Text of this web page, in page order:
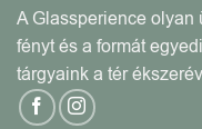
A Glassperience olyan
fényt és a formát
tárgyaink a tér